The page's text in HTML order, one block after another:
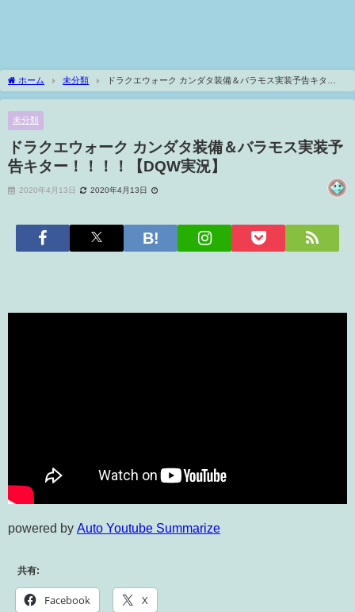
ホーム 未分類
ドラクエウォーク カンダタ装備＆バラモス実装予告キタ
ー！！！！【DQW実況】
未分類
ドラクエウォーク カンダタ装備＆バラモス実装予
告キター！！！！【DQW実況】
2020年4月13日 2020年4月13日
powered by Auto Youtube Summarize
共有:
Facebook X